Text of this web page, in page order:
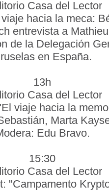
Casa del Lector
hacia la meca:
entrevista a
de la Delegación
en España.
13h
Casa del Lector
viaje hacia la
Marta
Edu Bravo.
15:30
Casa del Lector
"Campamento